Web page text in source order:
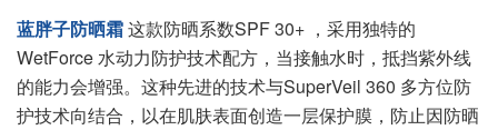
蓝胖子防晒霜这款防晒系数SPF 30+ ，采用独特的
WetForce 水动力防护技术配方，当接触水时，抵挡紫外线
的能力会增强。这种先进的技术与SuperVeil 360 多方位防
护技术向结合，以在肌肤表面创造一层保护膜，防止因防晒